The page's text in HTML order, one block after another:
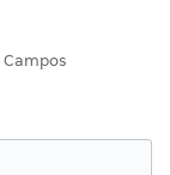
Campos